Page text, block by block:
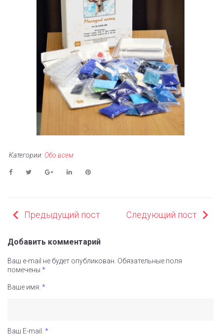
Категории: Обо всем
FacebookTwitter Google+ LinkedIn
НАВИГАЦИЯ
ЗАПИСЯМ
Предыдущий пост Следующий пост
Добавить комментарий
Ваш e-mail не будет опубликован. Обязательные поля
помечены *
Ваше имя: *
Ваш E-mail: *